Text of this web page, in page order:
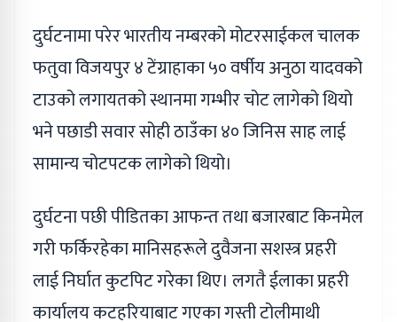
दुर्घटनामा परेर भारतीय नम्बरको मोटरसाईकल चालक
फतुवा विजयपुर ४ टेंग्राहाका ५० वर्षीय अनुठा यादवको
टाउको लगायतको स्थानमा गम्भीर चोट लागेको थियो
भने पछाडी सवार सोही ठाउँका ४० जिनिस साह लाई
सामान्य चोटपटक लागेको थियो।
दुर्घटना पछी पीडितका आफन्त तथा बजारबाट किनमेल
गरी फर्किरहेका मानिसहरूले दुवैजना सशस्त्र प्रहरी
लाई निर्घात कुटपिट गरेका थिए। लगतै ईलाका प्रहरी
कार्यालय कटहरियाबाट गएका गस्ती टोलीमाथी